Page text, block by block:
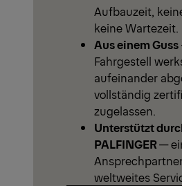
Aufbauzeit,
keine Wartezeit.
Aus einem Guss
Fahrgestell
aufeinander
vollständig
zugelassen.
Unterstützt
PALFINGER—
weltweites